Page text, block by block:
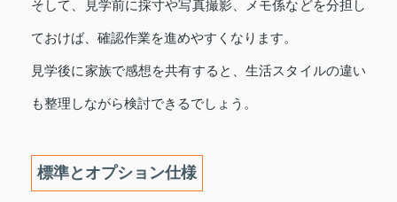
そして、見学前に採寸や写真撮影、メモ係などを分担し
ておけば、確認作業を進めやすくなります。
見学後に家族で感想を共有すると、生活スタイルの違い
も整理しながら検討できるでしょう。
標準とオプション仕様